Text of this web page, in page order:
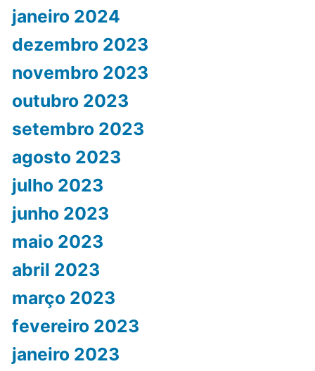
janeiro 2024
dezembro 2023
novembro 2023
outubro 2023
setembro 2023
agosto 2023
julho 2023
junho 2023
maio 2023
abril 2023
março 2023
fevereiro 2023
janeiro 2023